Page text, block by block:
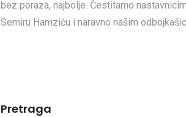
bez poraza, najbolje. Čestitamo
Semiru Hamziću i naravno našim
Pretraga